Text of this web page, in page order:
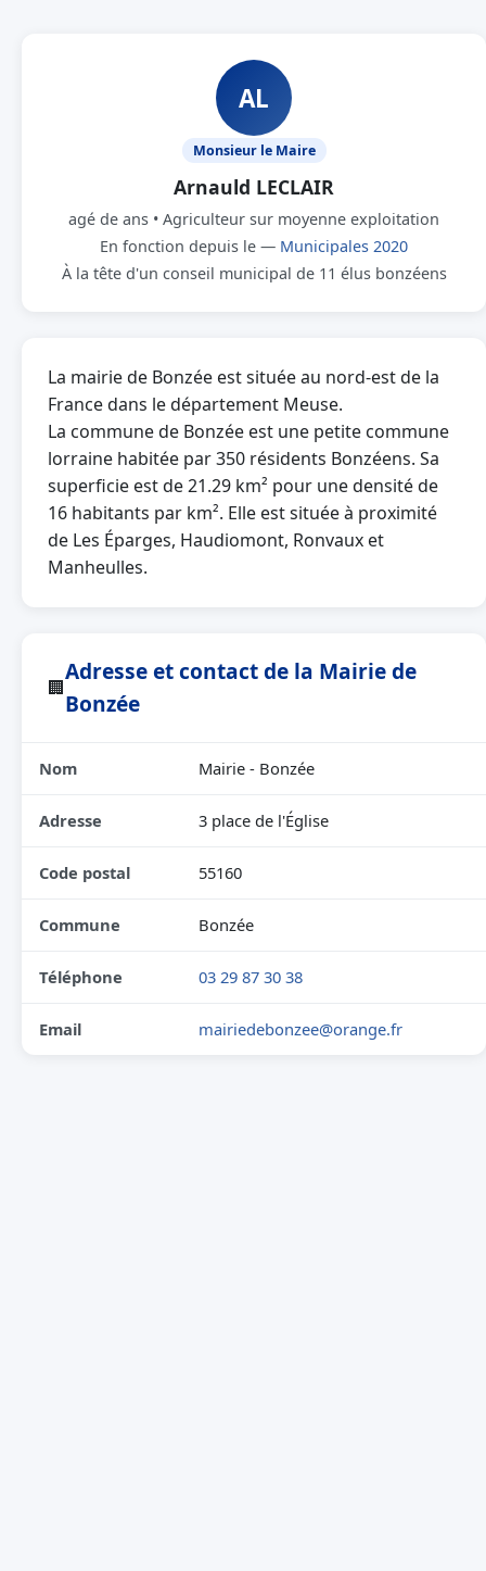
AL
Monsieur le Maire
Arnauld LECLAIR
agé de ans • Agriculteur sur moyenne exploitation
En fonction depuis le — Municipales 2020
À la tête d'un conseil municipal de 11 élus bonzéens
La mairie de Bonzée est située au nord-est de la
France dans le département Meuse.
La commune de Bonzée est une petite commune
lorraine habitée par 350 résidents Bonzéens. Sa
superficie est de 21.29 km² pour une densité de
16 habitants par km². Elle est située à proximité
de Les Éparges, Haudiomont, Ronvaux et
Manheulles.
🏢
Adresse et contact de la Mairie de
Bonzée
Nom Mairie - Bonzée
Adresse 3 place de l'Église
Code postal 55160
Commune Bonzée
Téléphone 03 29 87 30 38
Email mairiedebonzee@orange.fr